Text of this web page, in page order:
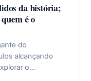
da história;
é o
do
alcançando
o…